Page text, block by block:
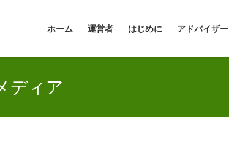
ホーム 運営者 はじめに アドバイザー
ディア